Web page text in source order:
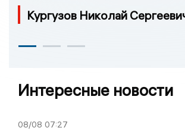
Кургузов Николай
Интересные новости
08/08 07:27